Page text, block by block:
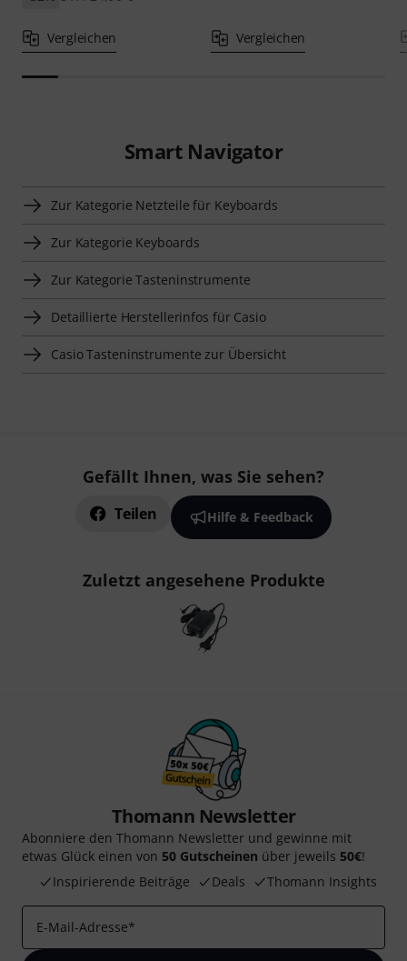
Vergleichen Vergleichen
Smart Navigator
Zur Kategorie Netzteile für Keyboards
Zur Kategorie Keyboards
Zur Kategorie Tasteninstrumente
Detaillierte Herstellerinfos für Casio
Casio Tasteninstrumente zur Übersicht
Gefällt Ihnen, was Sie sehen?
Teilen Hilfe & Feedback
Zuletzt angesehene Produkte
Thomann Newsletter
Abonniere den Thomann Newsletter und gewinne mit
etwas Glück einen von 50 Gutscheinen über jeweils 50€!
Inspirierende Beiträge
Deals Thomann Insights
E-Mail-Adresse*